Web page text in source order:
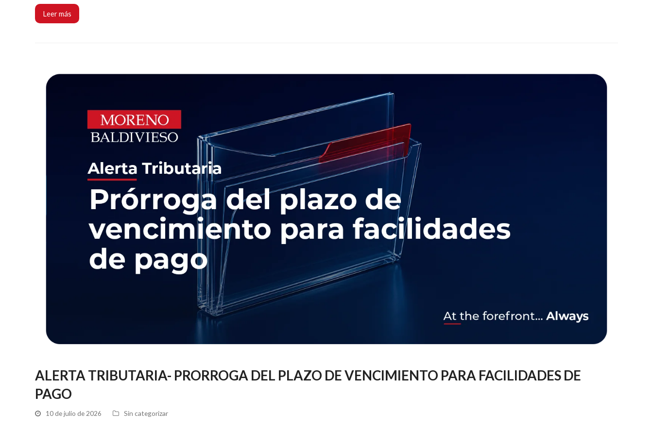
Leer más
ALERTA TRIBUTARIA- PRORROGA DEL PLAZO DE VENCIMIENTO PARA FACILIDADES DE
PAGO
10 de julio de 2026 Sin categorizar